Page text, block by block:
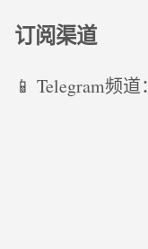
订阅渠道
📱 Telegram频道：